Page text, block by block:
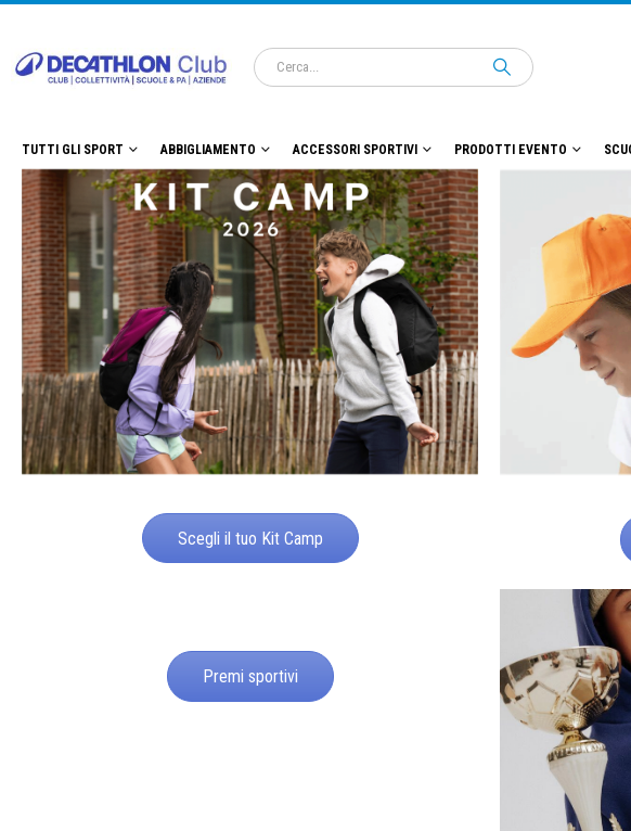
TUTTI GLI SPORT ABBIGLIAMENTO ACCESSORI SPORTIVI PRODOTTI EVENTO
Scegli il tuo Kit Camp
Premi sportivi